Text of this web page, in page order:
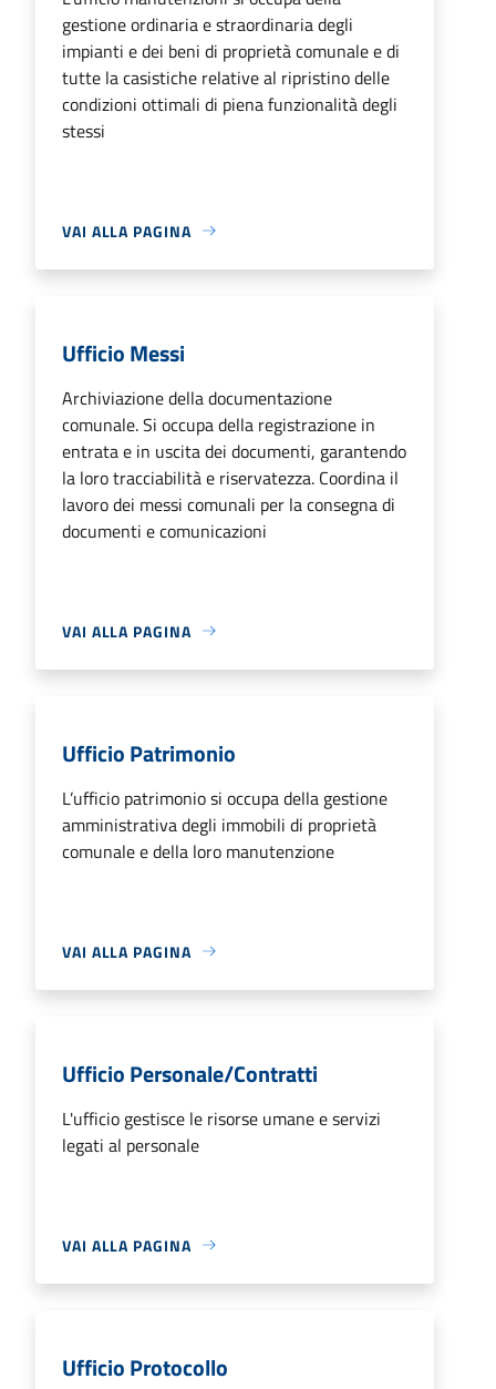
gestione ordinaria e straordinaria degli
impianti e dei beni di proprietà comunale e di
tutte la casistiche relative al ripristino delle
condizioni ottimali di piena funzionalità degli
stessi
VAI ALLA PAGINA
Ufficio Messi
Archiviazione della documentazione
comunale. Si occupa della registrazione in
entrata e in uscita dei documenti, garantendo
la loro tracciabilità e riservatezza. Coordina il
lavoro dei messi comunali per la consegna di
documenti e comunicazioni
VAI ALLA PAGINA
Ufficio Patrimonio
L’ufficio patrimonio si occupa della gestione
amministrativa degli immobili di proprietà
comunale e della loro manutenzione
VAI ALLA PAGINA
Ufficio Personale/Contratti
L'ufficio gestisce le risorse umane e servizi
legati al personale
VAI ALLA PAGINA
Ufficio Protocollo